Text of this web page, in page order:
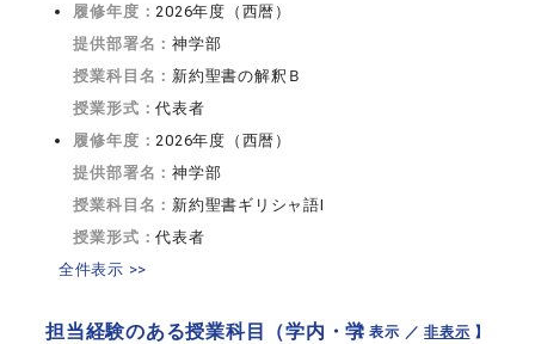
履修年度：2026年度（西暦）
提供部署名：神学部
授業科目名： 新約聖書の解釈Ｂ
授業形式：代表者
履修年度：2026年度（西暦）
提供部署名：神学部
授業科目名： 新約聖書ギリシャ語I
授業形式：代表者
全件表示 >>
担当経験のある授業科目（学内・学【 表示 ／非表示 】